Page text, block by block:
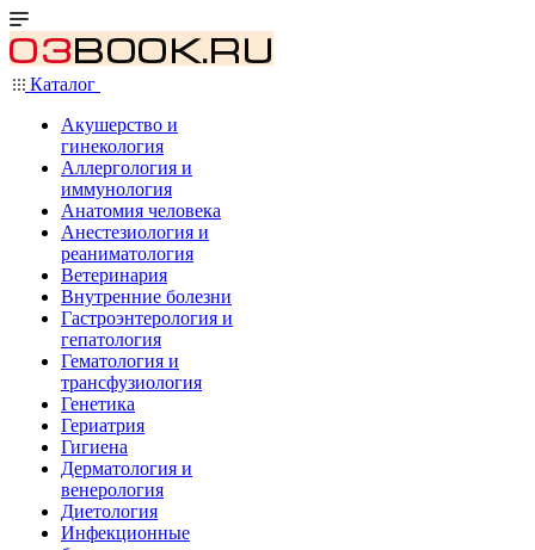
Каталог
Акушерство и
гинекология
Аллергология и
иммунология
Анатомия человека
Анестезиология и
реаниматология
Ветеринария
Внутренние болезни
Гастроэнтерология и
гепатология
Гематология и
трансфузиология
Генетика
Гериатрия
Гигиена
Дерматология и
венерология
Диетология
Инфекционные